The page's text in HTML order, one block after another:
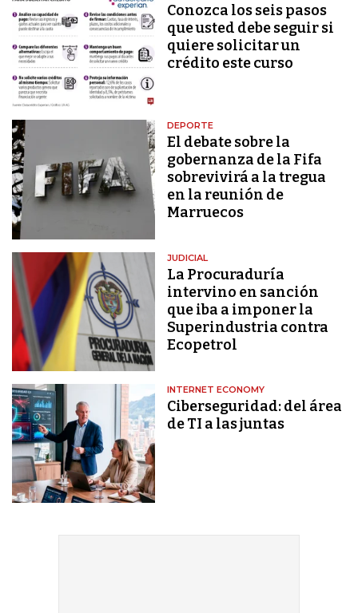
Conozca los seis pasos
que usted debe seguir si
quiere solicitar un
crédito este curso
DEPORTE
El debate sobre la
gobernanza de la Fifa
sobrevivirá a la tregua
en la reunión de
Marruecos
JUDICIAL
La Procuraduría
intervino en sanción
que iba a imponer la
Superindustria contra
Ecopetrol
INTERNET ECONOMY
Ciberseguridad: del área
de TI a las juntas